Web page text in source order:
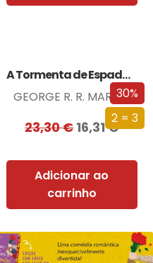
30%
2 = 3
A Tormenta de Espadas (Edição especial limitada)
GEORGE R. R. MARTIN
23,30€16,31€
Adicionar ao
carrinho